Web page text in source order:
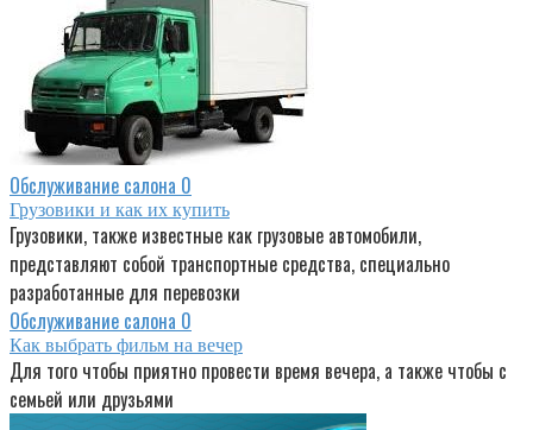
Обслуживание салона 0
Грузовики и как их купить
Грузовики, также известные как грузовые автомобили,
представляют собой транспортные средства, специально
разработанные для перевозки
Обслуживание салона 0
Как выбрать фильм на вечер
Для того чтобы приятно провести время вечера, а также чтобы с
семьей или друзьями